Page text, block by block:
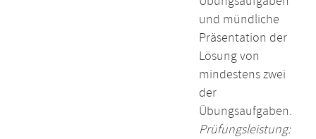
und mündliche
Präsentation der
Lösung von
mindestens zwei
der
Übungsaufgaben.
Prüfungsleistung: